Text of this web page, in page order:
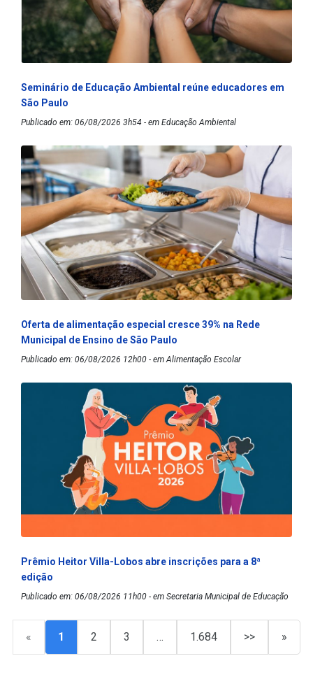
Seminário de Educação Ambiental reúne educadores em
São Paulo
Publicado em: 06/08/2026 3h54 - em Educação Ambiental
Oferta de alimentação especial cresce 39% na Rede
Municipal de Ensino de São Paulo
Publicado em: 06/08/2026 12h00 - em Alimentação Escolar
Prêmio Heitor Villa-Lobos abre inscrições para a 8ª
edição
Publicado em: 06/08/2026 11h00 - em Secretaria Municipal de Educação
« 1 2 3 … 1.684 >> »